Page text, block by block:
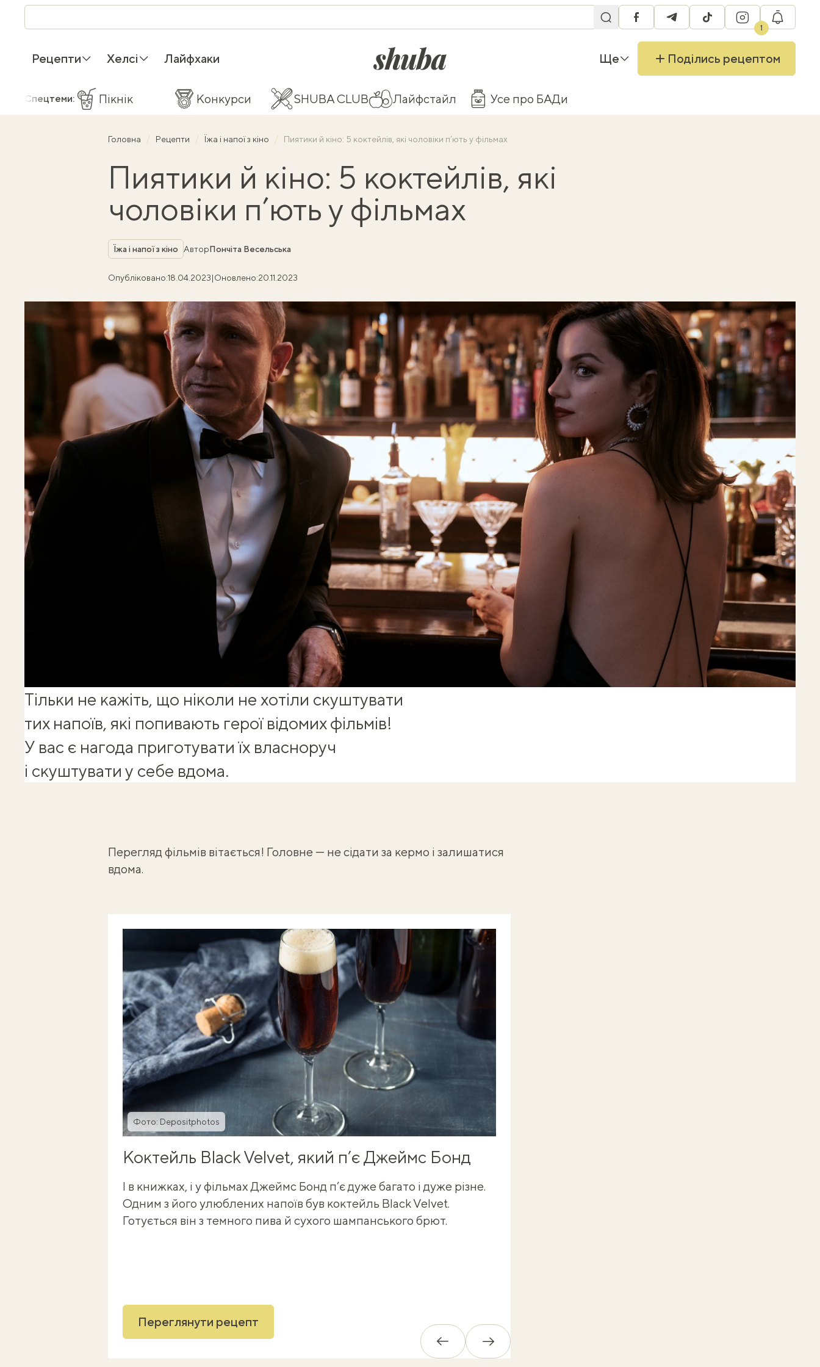
facebooktelegramtiktok instagram
1
Рецепти Хелсі Лайфхаки shuba.life Ще Поділись рецептом
Спецтеми: Пікнік Конкурси SHUBA CLUB Лайфстайл Усе про БАДи
Головна Рецепти Їжа і напої з кіно Пиятики й кіно: 5 коктейлів, які чоловіки п’ють у фільмах
Пиятики й кіно: 5 коктейлів, які
чоловіки п’ють у фільмах
Рубрика
Їжа і напої з кіно АвторПончіта Весельська
Опубліковано:18.04.2023|Оновлено:20.11.2023
Тільки не кажіть, що ніколи не хотіли скуштувати
тих напоїв, які попивають герої відомих фільмів!
У вас є нагода приготувати їх власноруч
і скуштувати у себе вдома.
Перегляд фільмів вітається! Головне — не сідати за кермо і залишатися
вдома.
Фото: Depositphotos
Коктейль Black Velvet, який п’є Джеймс Бонд
І в книжках, і у фільмах Джеймс Бонд п’є дуже багато і дуже різне.
Одним з його улюблених напоїв був коктейль Black Velvet.
Готується він з темного пива й сухого шампанського брют.
Переглянути рецепт
Назад
Вперед